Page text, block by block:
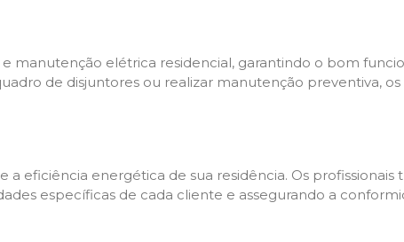
manutenção elétrica residencial, garantindo o bom
de disjuntores ou realizar manutenção preventiva, os
eficiência energética de sua residência. Os profissionais
específicas de cada cliente e assegurando a